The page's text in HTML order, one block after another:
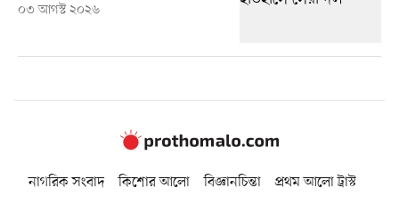
০৩ আগস্ট ২০২৬
নাগরিক সংবাদ কিশোর আলো বিজ্ঞানচিন্তা
প্রথম আলো ট্রাস্ট